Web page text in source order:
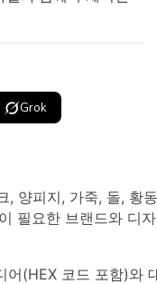
Grok
, 양피지, 가죽, 돌, 황동
필요한 브랜드와 디
어(HEX 코드 포함)와